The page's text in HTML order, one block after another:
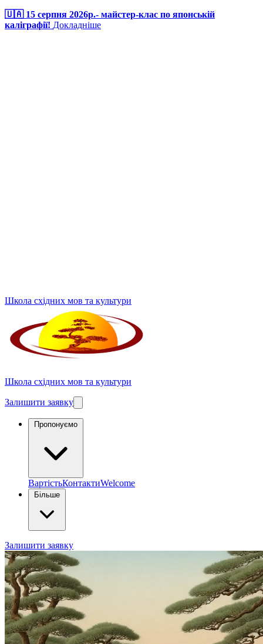
🇺🇦 15 серпня 2026р.- майстер-клас по японській
каліграфії! Докладніше
Школа східних мов та культури
Школа східних мов та культури
Залишити заявку
ВартістьКонтактиWelcome
Залишити заявку